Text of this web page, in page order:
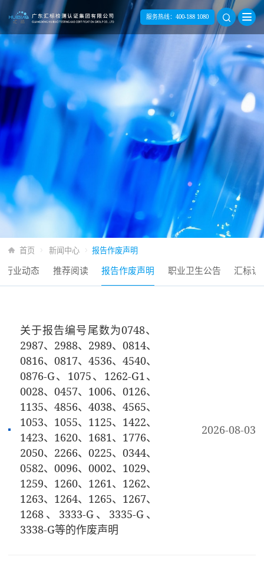
服务热线： 400-188 1080
首页 新闻中心 报告作废声明
行业动态 推荐阅读 报告作废声明 职业卫生公告 汇标认
关于报告编号尾数为0748、
2987、2988、2989、0814、
0816、0817、4536、4540、
0876-G、1075、1262-G1、
0028、0457、1006、0126、
1135、4856、4038、4565、
1053、1055、1125、1422、
1423、1620、1681、1776、
2050、2266、0225、0344、
0582、0096、0002、1029、
1259、1260、1261、1262、
1263、1264、1265、1267、
1268、3333-G、3335-G、
3338-G等的作废声明
2026-08-03